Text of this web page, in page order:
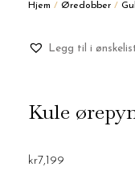
Hjem / Øredobber /
Legg til i
Kule
kr7,199